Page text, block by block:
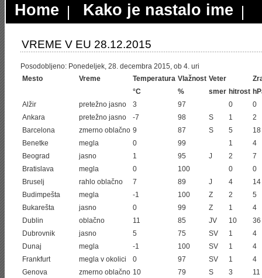
Home Kako je nastalo ime
VREME V EU 28.12.2015
Posodobljeno: Ponedeljek, 28. decembra 2015, ob 4. uri
Mesto
Vreme Temperatura Vlažnost Veter
°C
% smer hitrost
Alžir
pretežno jasno 3 97 0
0
Ankara
pretežno jasno -7 98 S 1
2
Barcelona
zmerno oblačno 9 87 S 5
18
Benetke
megla 0 99 1
4
Beograd
jasno 1 95 J 2
7
Bratislava
megla 0 100 0
0
Bruselj
rahlo oblačno 7 89 J 4
14
Budimpešta
megla -1 100 Z 2
5
Bukarešta
jasno 0 99 Z 1
4
Dublin
oblačno 11 85 JV 10
36
Dubrovnik
jasno 5 75 SV 1
4
Dunaj
megla -1 100 SV 1
4
Frankfurt
megla v okolici 0 97 SV 1
4
Genova
zmerno oblačno 10 79 S 3
11